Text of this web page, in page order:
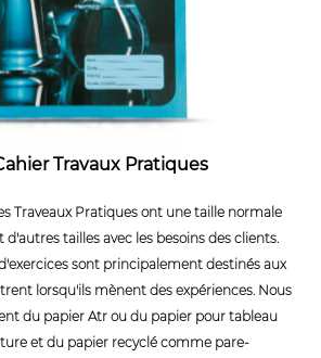
Travaux Pratiques
Traveaux Pratiques ont une taille normale
d'autres tailles avec les besoins des clients.
sont principalement destinés aux
lorsqu'ils mènent des expériences. Nous
du papier Atr ou du papier pour tableau
et du papier recyclé comme pare-